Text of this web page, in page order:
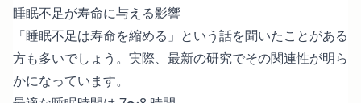
睡眠不足が寿命に与える影響
「睡眠不足は寿命を縮める」という話を聞いたことがある
方も多いでしょう。実際、最新の研究でその関連性が明ら
かになっています。